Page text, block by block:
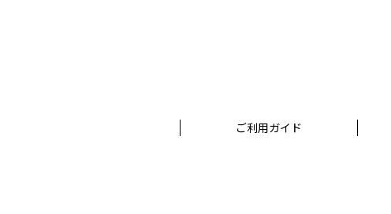
ご利用ガイド